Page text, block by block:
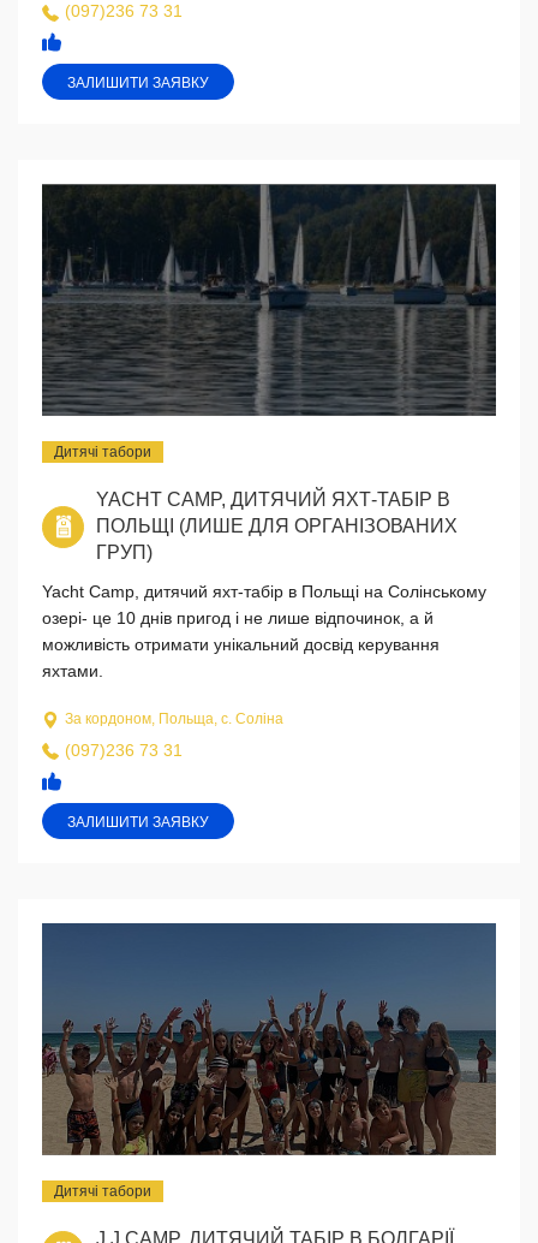
(097)236 73 31
ЗАЛИШИТИ ЗАЯВКУ
Дитячі табори
YACHT CAMP, ДИТЯЧИЙ ЯХТ-ТАБІР В
ПОЛЬЩІ (ЛИШЕ ДЛЯ ОРГАНІЗОВАНИХ
ГРУП)
Yacht Camp, дитячий яхт-табір в Польщі на Солінському
озері- це 10 днів пригод і не лише відпочинок, а й
можливість отримати унікальний досвід керування
яхтами.
За кордоном, Польща, с. Соліна
(097)236 73 31
ЗАЛИШИТИ ЗАЯВКУ
Дитячі табори
J.J.CAMP, ДИТЯЧИЙ ТАБІР В БОЛГАРІЇ